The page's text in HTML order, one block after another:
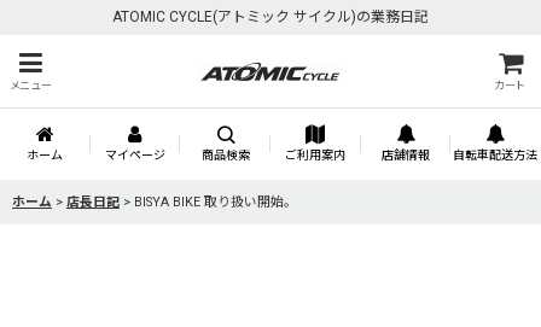
ATOMIC CYCLE(アトミック サイクル)の業務日記
メニュー カート
ホーム マイページ 商品検索 ご利用案内 店舗情報 自転車配送方法
ホーム > 店長日記 > BISYA BIKE 取り扱い開始。